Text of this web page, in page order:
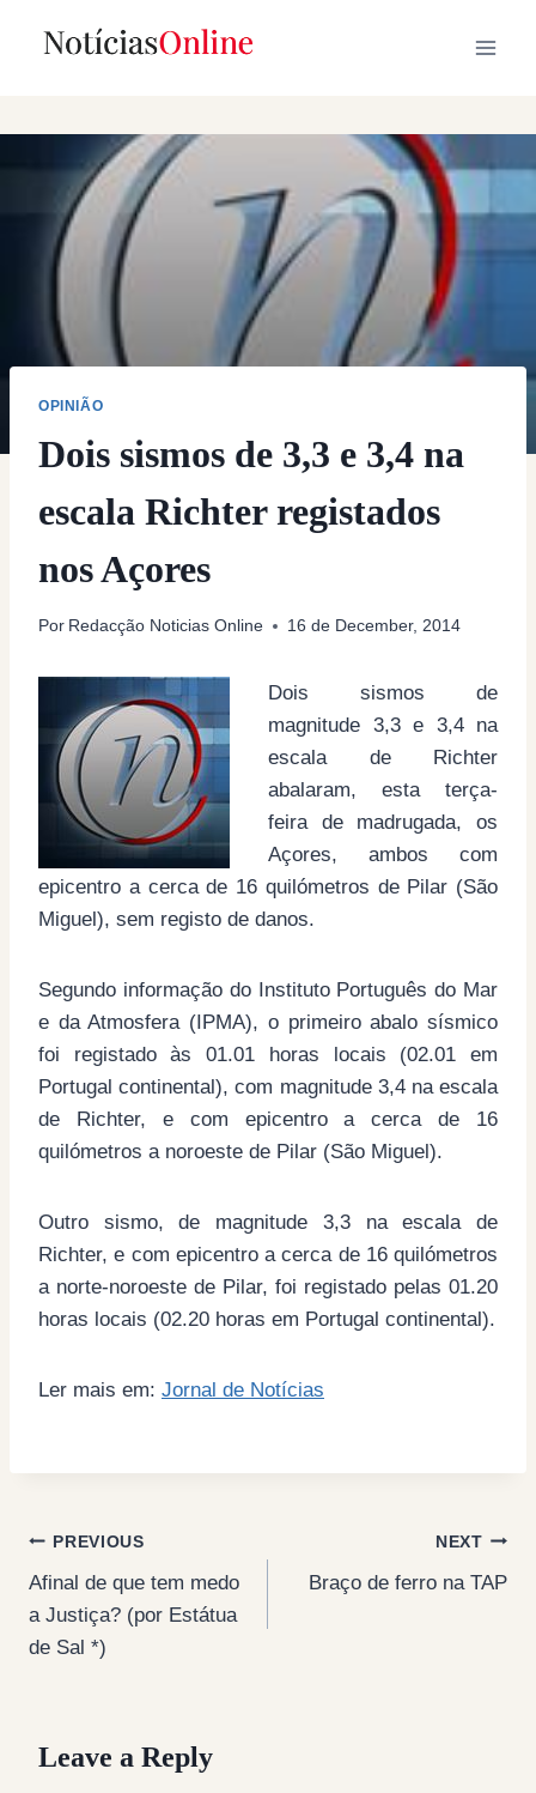
OPINIÃO
Dois sismos de 3,3 e 3,4 na
escala Richter registados
nos Açores
Por Redacção Noticias Online 16 de December, 2014
Dois sismos de
magnitude 3,3 e 3,4 na
escala de Richter
abalaram, esta terça-
feira de madrugada, os
Açores, ambos com
epicentro a cerca de 16 quilómetros de Pilar (São
Miguel), sem registo de danos.
Segundo informação do Instituto Português do Mar
e da Atmosfera (IPMA), o primeiro abalo sísmico
foi registado às 01.01 horas locais (02.01 em
Portugal continental), com magnitude 3,4 na escala
de Richter, e com epicentro a cerca de 16
quilómetros a noroeste de Pilar (São Miguel).
Outro sismo, de magnitude 3,3 na escala de
Richter, e com epicentro a cerca de 16 quilómetros
a norte-noroeste de Pilar, foi registado pelas 01.20
horas locais (02.20 horas em Portugal continental).
Ler mais em: Jornal de Notícias
Post
navigation
PREVIOUS
Afinal de que tem medo
a Justiça? (por Estátua
de Sal *)
NEXT
Braço de ferro na TAP
Leave a Reply